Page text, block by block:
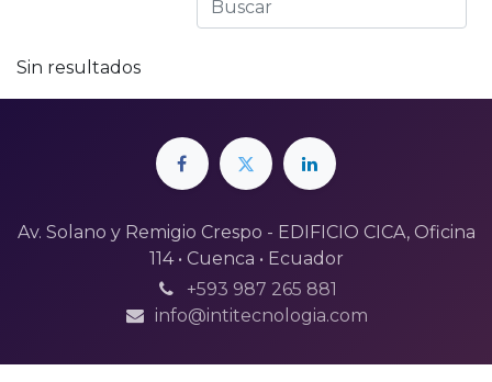
Sin resultados
Av. Solano y Remigio Crespo - EDIFICIO CICA, Oficina
114 • Cuenca • Ecuador
+593 987 265 881
info@intitecnologia.com